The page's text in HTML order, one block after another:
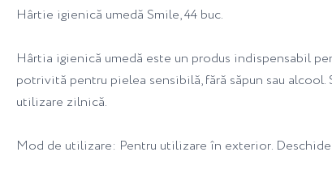
Hârtie igienică umedă Smile, 44 buc.
Hârtia igienică umedă este un produs indispensabil
potrivită pentru pielea sensibilă, fără săpun sau
utilizare zilnică.
Mod de utilizare: Pentru utilizare în exterior.